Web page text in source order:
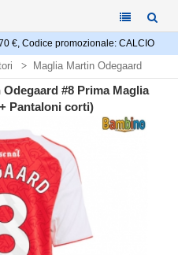
€, Codice promozionale: CALCIO
Maglia Martin Odegaard
#8 Prima Maglia
Pantaloni corti)